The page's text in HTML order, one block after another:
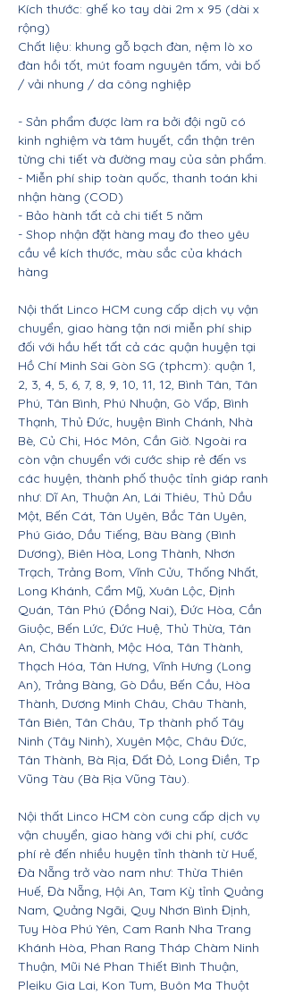
Kích thước: ghế ko tay dài 2m x 95 (dài x
rộng)
Chất liệu: khung gỗ bạch đàn, nệm lò xo
đàn hồi tốt, mút foam nguyên tấm, vải bố
/ vải nhung / da công nghiệp
- Sản phẩm được làm ra bởi đội ngũ có
kinh nghiệm và tâm huyết, cẩn thận trên
từng chi tiết và đường may của sản phẩm.
- Miễn phí ship toàn quốc, thanh toán khi
nhận hàng (COD)
- Bảo hành tất cả chi tiết 5 năm
- Shop nhận đặt hàng may đo theo yêu
cầu về kích thước, màu sắc của khách
hàng
Nội thất Linco HCM cung cấp dịch vụ vận
chuyển, giao hàng tận nơi miễn phí ship
đối với hầu hết tất cả các quận huyện tại
Hồ Chí Minh Sài Gòn SG (tphcm): quận 1,
2, 3, 4, 5, 6, 7, 8, 9, 10, 11, 12, Bình Tân, Tân
Phú, Tân Bình, Phú Nhuận, Gò Vấp, Bình
Thạnh, Thủ Đức, huyện Bình Chánh, Nhà
Bè, Củ Chi, Hóc Môn, Cần Giờ. Ngoài ra
còn vận chuyển với cước ship rẻ đến vs
các huyện, thành phố thuộc tỉnh giáp ranh
như: Dĩ An, Thuận An, Lái Thiêu, Thủ Dầu
Một, Bến Cát, Tân Uyên, Bắc Tân Uyên,
Phú Giáo, Dầu Tiếng, Bàu Bàng (Bình
Dương), Biên Hòa, Long Thành, Nhơn
Trạch, Trảng Bom, Vĩnh Cửu, Thống Nhất,
Long Khánh, Cẩm Mỹ, Xuân Lộc, Định
Quán, Tân Phú (Đồng Nai), Đức Hòa, Cần
Giuộc, Bến Lức, Đức Huệ, Thủ Thừa, Tân
An, Châu Thành, Mộc Hóa, Tân Thành,
Thạch Hóa, Tân Hưng, Vĩnh Hưng (Long
An), Trảng Bàng, Gò Dầu, Bến Cầu, Hòa
Thành, Dương Minh Châu, Châu Thành,
Tân Biên, Tân Châu, Tp thành phố Tây
Ninh (Tây Ninh), Xuyên Mộc, Châu Đức,
Tân Thành, Bà Rịa, Đất Đỏ, Long Điền, Tp
Vũng Tàu (Bà Rịa Vũng Tàu).
Nội thất Linco HCM còn cung cấp dịch vụ
vận chuyển, giao hàng với chi phí, cước
phí rẻ đến nhiều huyện tỉnh thành từ Huế,
Đà Nẵng trở vào nam như: Thừa Thiên
Huế, Đà Nẵng, Hội An, Tam Kỳ tỉnh Quảng
Nam, Quảng Ngãi, Quy Nhơn Bình Định,
Tuy Hòa Phú Yên, Cam Ranh Nha Trang
Khánh Hòa, Phan Rang Tháp Chàm Ninh
Thuận, Mũi Né Phan Thiết Bình Thuận,
Pleiku Gia Lai, Kon Tum, Buôn Ma Thuột